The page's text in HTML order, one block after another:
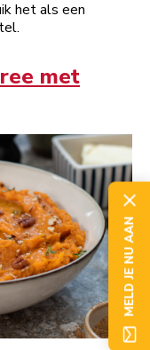
het als een
met
MELD JE NU AAN